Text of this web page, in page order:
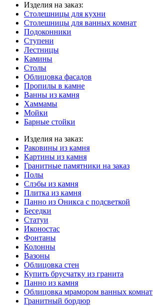
Изделия на заказ:
Столешницы для кухни
Столешницы для ванных комнат
Подоконники
Ступени
Лестницы
Камины
Столы
Облицовка фасадов
Пропилы в камне
Ванны из камня
Хаммамы
Мойки
Барные стойки
Изделия на заказ:
Раковины из камня
Картины из камня
Гранитные памятники на заказ
Полы
Слэбы из камня
Плитка из камня
Панно из Оникса с подсветкой
Беседки
Статуи
Иконостас
Фонтаны
Колонны
Вазоны
Облицовка стен
Купить брусчатку из гранита
Панно из камня
Облицовка мрамором ванных комнат
Гранитный бордюр